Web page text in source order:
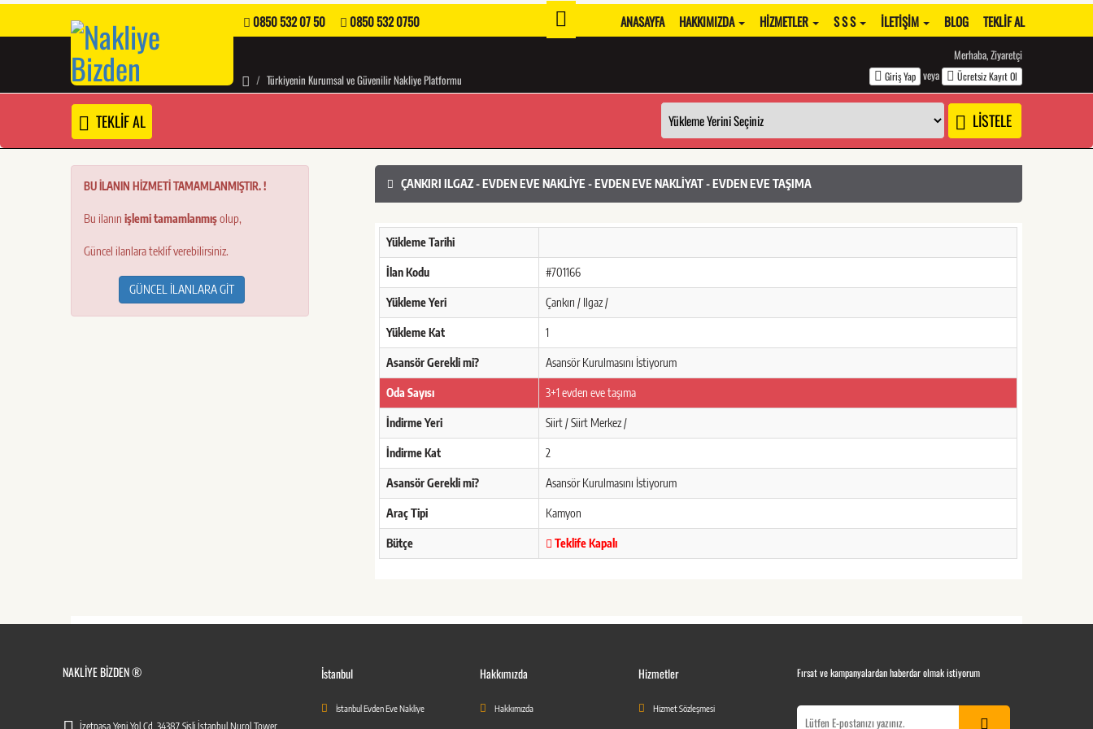
0850 532 07 50 0850 532 0750 ANASAYFA HAKKIMIZDA HIZMETLER S S S İLETIŞIM BLOG TEKLIF AL
Türkiyenin Kurumsal ve Güvenilir Nakliye Platformu
Merhaba, Ziyaretçi
Giriş Yap veya Ücretsiz Kayıt Ol
TEKLİF AL LİSTELE
ÇANKIRI ILGAZ - EVDEN EVE NAKLIYE - EVDEN EVE NAKLIYAT - EVDEN EVE TAŞIMA
Yükleme Tarihi
İlan Kodu #701166
Yükleme Yeri Çankırı / Ilgaz /
Yükleme Kat 1
Asansör Gerekli mi? Asansör Kurulmasını İstiyorum
Oda Sayısı 3+1 evden eve taşıma
İndirme Yeri Siirt / Siirt Merkez /
İndirme Kat 2
Asansör Gerekli mi? Asansör Kurulmasını İstiyorum
Araç Tipi Kamyon
Bütçe Teklife Kapalı
BU İLANIN HİZMETİ TAMAMLANMIŞTIR. !
Bu ilanın işlemi tamamlanmışolup,
Güncel ilanlara teklif verebilirsiniz.
GÜNCEL İLANLARA GİT
NAKLIYE BIZDEN ®
İzetpaşa Yeni Yol Cd. 34387 Şişli İstanbul Nurol Tower
İstanbul
İstanbul Evden Eve Nakliye
Hakkımızda
Hakkımızda
Hizmetler
Hizmet Sözleşmesi
Fırsat ve kampanyalardan haberdar olmak istiyorum